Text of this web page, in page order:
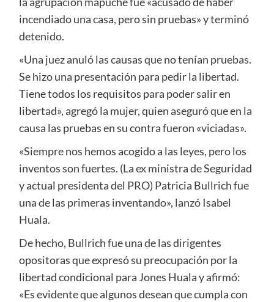
incendiado una casa, pero sin pruebas» y terminó
detenido.
«Una juez anuló las causas que no tenían pruebas.
Se hizo una presentación para pedir la libertad.
Tiene todos los requisitos para poder salir en
libertad», agregó la mujer, quien aseguró que en la
causa las pruebas en su contra fueron «viciadas».
«Siempre nos hemos acogido a las leyes, pero los
inventos son fuertes. (La ex ministra de Seguridad
y actual presidenta del PRO) Patricia Bullrich fue
una de las primeras inventando», lanzó Isabel
Huala.
De hecho, Bullrich fue una de las dirigentes
opositoras que expresó su preocupación por la
libertad condicional para Jones Huala y afirmó:
«Es evidente que algunos desean que cumpla con